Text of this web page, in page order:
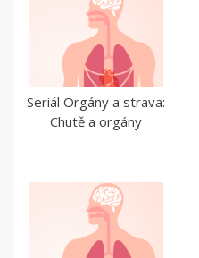
Seriál Orgány a strava:
Chutě a orgány